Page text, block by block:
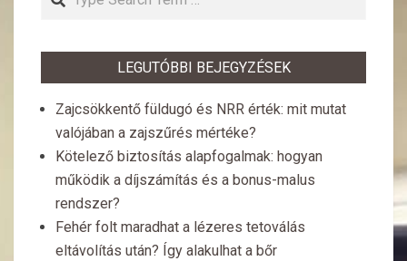
LEGUTÓBBI BEJEGYZÉSEK
Zajcsökkentő füldugó és NRR érték: mit mutat
valójában a zajszűrés mértéke?
Kötelező biztosítás alapfogalmak: hogyan
működik a díjszámítás és a bonus-malus
rendszer?
Fehér folt maradhat a lézeres tetoválás
eltávolítás után? Így alakulhat a bőr